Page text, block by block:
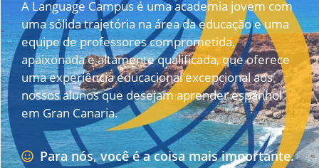
A Language Campus é uma academia jovem com
uma sólida trajetória na área da educação e uma
equipe de professores comprometida,
apaixonada e altamente qualificada, que oferece
uma experiência educacional excepcional aos
nossos alunos que desejam aprender espanhol
em Gran Canaria.
Para nós, você é a coisa mais importante.